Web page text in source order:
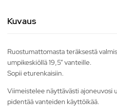
Kuvaus
Ruostumattomasta teräksestä
umpikeskiöllä 19,5” vanteille.
Sopii eturenkaisiin.
Viimeistelee näyttävästi ajoneuvosi
pidentää vanteiden käyttöikää.